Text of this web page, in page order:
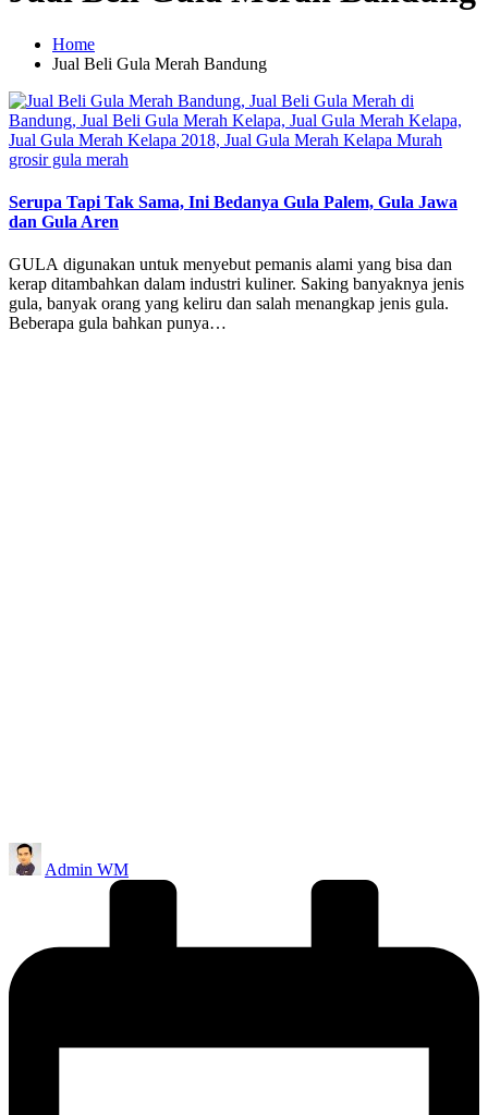
Home
Jual Beli Gula Merah Bandung
Posted
grosir gula merah
Serupa Tapi Tak Sama, Ini Bedanya Gula Palem, Gula Jawa
dan Gula Aren
GULA digunakan untuk menyebut pemanis alami yang bisa dan
kerap ditambahkan dalam industri kuliner. Saking banyaknya jenis
gula, banyak orang yang keliru dan salah menangkap jenis gula.
Beberapa gula bahkan punya…
Posted
by
Admin WM